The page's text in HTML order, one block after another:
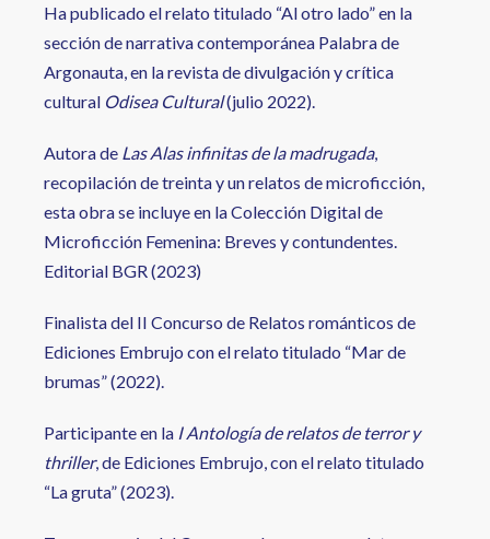
Ha publicado el relato titulado “Al otro lado” en la
sección de narrativa contemporánea Palabra de
Argonauta, en la revista de divulgación y crítica
cultural Odisea Cultural(julio 2022).
Autora de Las Alas infinitas de la madrugada,
recopilación de treinta y un relatos de microficción,
esta obra se incluye en la Colección Digital de
Microficción Femenina: Breves y contundentes.
Editorial BGR (2023)
Finalista del II Concurso de Relatos románticos de
Ediciones Embrujo con el relato titulado “Mar de
brumas” (2022).
Participante en la I Antología de relatos de terror y
thriller, de Ediciones Embrujo, con el relato titulado
“La gruta” (2023).